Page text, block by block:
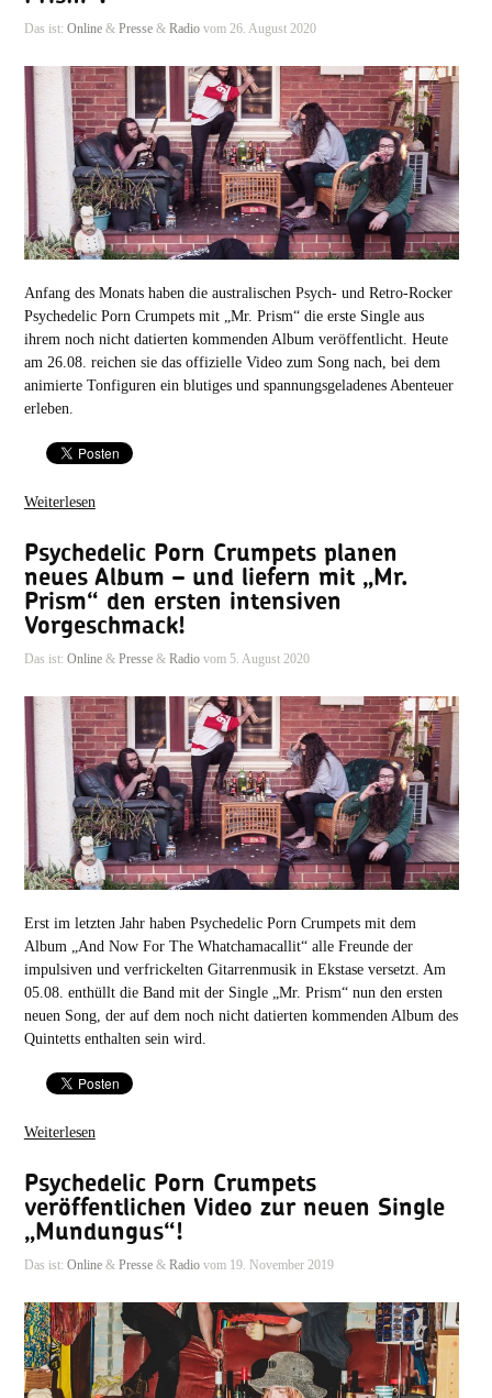
Das ist: Online& Presse& Radiovom 26. August 2020
Anfang des Monats haben die australischen Psych- und Retro-Rocker
Psychedelic Porn Crumpets mit „Mr. Prism“ die erste Single aus
ihrem noch nicht datierten kommenden Album veröffentlicht. Heute
am 26.08. reichen sie das offizielle Video zum Song nach, bei dem
animierte Tonfiguren ein blutiges und spannungsgeladenes Abenteuer
erleben.
Weiterlesen
Psychedelic Porn Crumpets planen
neues Album – und liefern mit „Mr.
Prism“ den ersten intensiven
Vorgeschmack!
Das ist: Online& Presse& Radiovom 5. August 2020
Erst im letzten Jahr haben Psychedelic Porn Crumpets mit dem
Album „And Now For The Whatchamacallit“ alle Freunde der
impulsiven und verfrickelten Gitarrenmusik in Ekstase versetzt. Am
05.08. enthüllt die Band mit der Single „Mr. Prism“ nun den ersten
neuen Song, der auf dem noch nicht datierten kommenden Album des
Quintetts enthalten sein wird.
Weiterlesen
Psychedelic Porn Crumpets
veröffentlichen Video zur neuen Single
„Mundungus“!
Das ist: Online& Presse& Radiovom 19. November 2019